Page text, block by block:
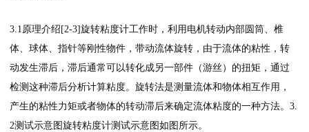
3.1原理介绍[2-3]旋转粘度计工作时，利用电机转动内部圆筒、椎
体、球体、指针等刚性物件，带动流体旋转，由于流体的粘性，转
动发生滞后，滞后通常可以转化成另一部件（游丝）的扭矩，通过
检测这种滞后分析计算粘度。旋转法是测量流体和物体相互作用，
产生的粘性力矩或者物体的转动滞后来确定流体粘度的一种方法。3.
2测试示意图旋转粘度计测试示意图如图所示。